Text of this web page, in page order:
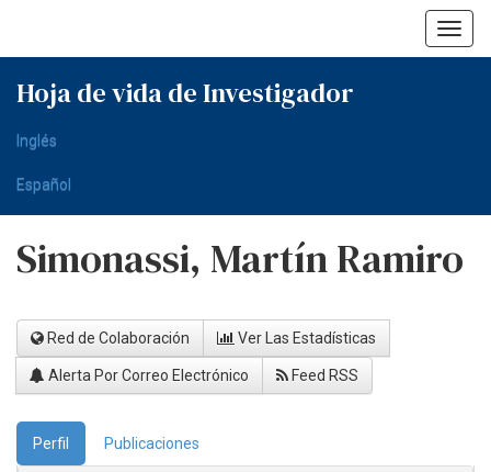
Hoja de vida de Investigador
Inglés
Español
Simonassi, Martín Ramiro
Red de Colaboración Ver Las Estadísticas
Alerta Por Correo Electrónico Feed RSS
Perfil Publicaciones